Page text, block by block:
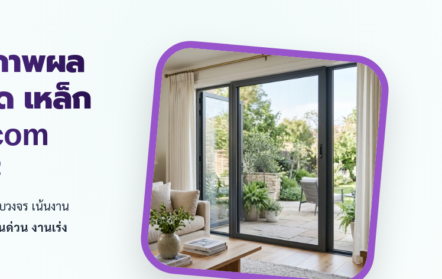
าพผล
เหล็ก
งจร เน้นงาน
ด่วน งานเร่ง